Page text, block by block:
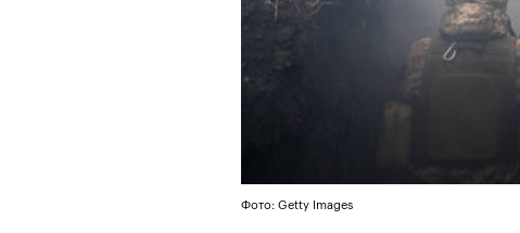
Фото: Getty Images